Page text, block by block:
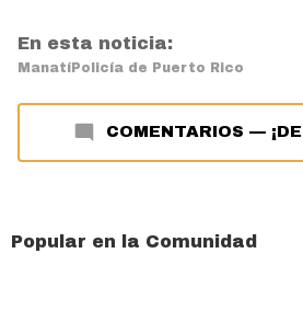
En esta noticia:
Manatí Policía de Puerto Rico
COMENTARIOS —
Popular en la Comunidad